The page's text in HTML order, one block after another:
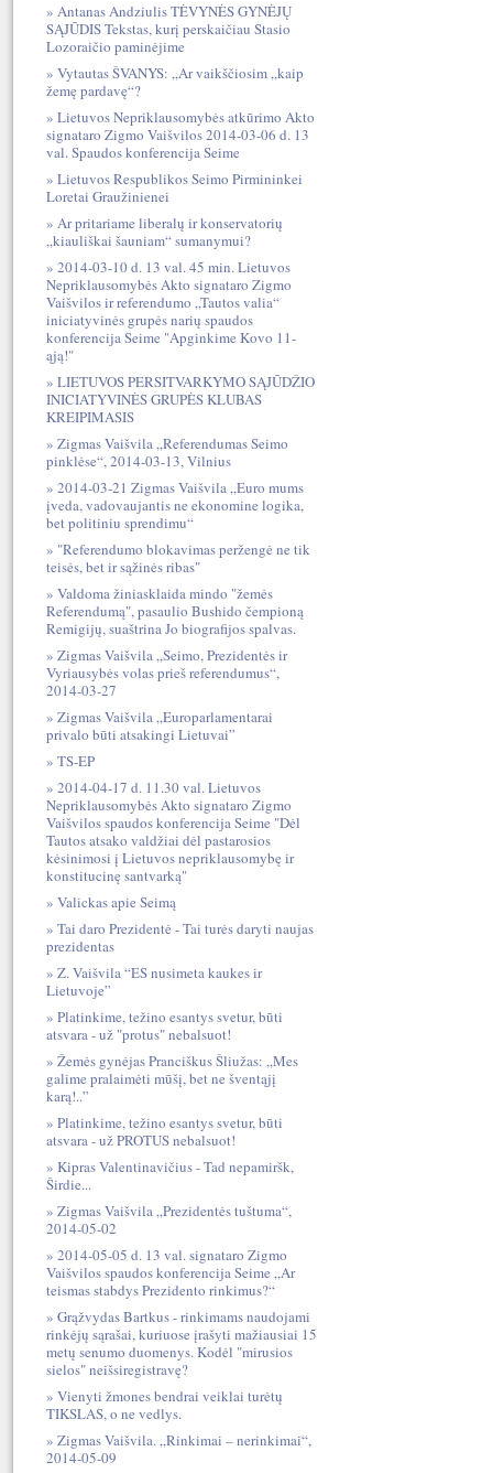
Antanas Andziulis TĖVYNĖS GYNĖJŲ
SĄJŪDIS Tekstas, kurį perskaičiau Stasio
Lozoraičio paminėjime
Vytautas ŠVANYS: „Ar vaikščiosim „kaip
žemę pardavę“?
Lietuvos Nepriklausomybės atkūrimo Akto
signataro Zigmo Vaišvilos 2014-03-06 d. 13
val. Spaudos konferencija Seime
Lietuvos Respublikos Seimo Pirmininkei
Loretai Graužinienei
Ar pritariame liberalų ir konservatorių
„kiauliškai šauniam“ sumanymui?
2014-03-10 d. 13 val. 45 min. Lietuvos
Nepriklausomybės Akto signataro Zigmo
Vaišvilos ir referendumo „Tautos valia“
iniciatyvinės grupės narių spaudos
konferencija Seime "Apginkime Kovo 11-
ąją!"
LIETUVOS PERSITVARKYMO SĄJŪDŽIO
INICIATYVINĖS GRUPĖS KLUBAS
KREIPIMASIS
Zigmas Vaišvila „Referendumas Seimo
pinklėse“, 2014-03-13, Vilnius
2014-03-21 Zigmas Vaišvila „Euro mums
įveda, vadovaujantis ne ekonomine logika,
bet politiniu sprendimu“
"Referendumo blokavimas peržengė ne tik
teisės, bet ir sąžinės ribas"
Valdoma žiniasklaida mindo "žemės
Referendumą", pasaulio Bushido čempioną
Remigijų, suaštrina Jo biografijos spalvas.
Zigmas Vaišvila „Seimo, Prezidentės ir
Vyriausybės volas prieš referendumus“,
2014-03-27
Zigmas Vaišvila „Europarlamentarai
privalo būti atsakingi Lietuvai”
TS-EP
2014-04-17 d. 11.30 val. Lietuvos
Nepriklausomybės Akto signataro Zigmo
Vaišvilos spaudos konferencija Seime "Dėl
Tautos atsako valdžiai dėl pastarosios
kėsinimosi į Lietuvos nepriklausomybę ir
konstitucinę santvarką"
Valickas apie Seimą
Tai daro Prezidentė - Tai turės daryti naujas
prezidentas
Z. Vaišvila “ES nusimeta kaukes ir
Lietuvoje”
Platinkime, težino esantys svetur, būti
atsvara - už "protus" nebalsuot!
Žemės gynėjas Pranciškus Šliužas: „Mes
galime pralaimėti mūšį, bet ne šventąjį
karą!..”
Platinkime, težino esantys svetur, būti
atsvara - už PROTUS nebalsuot!
Kipras Valentinavičius - Tad nepamiršk,
Širdie...
Zigmas Vaišvila „Prezidentės tuštuma“,
2014-05-02
2014-05-05 d. 13 val. signataro Zigmo
Vaišvilos spaudos konferencija Seime „Ar
teismas stabdys Prezidento rinkimus?“
Grąžvydas Bartkus - rinkimams naudojami
rinkėjų sąrašai, kuriuose įrašyti mažiausiai 15
metų senumo duomenys. Kodėl "mirusios
sielos" neišsiregistravę?
Vienyti žmones bendrai veiklai turėtų
TIKSLAS, o ne vedlys.
Zigmas Vaišvila. „Rinkimai – nerinkimai“,
2014-05-09